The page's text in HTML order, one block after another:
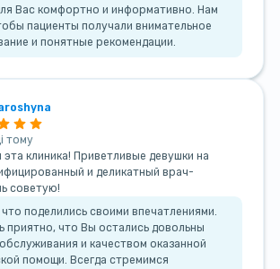
Вас комфортно и информативно. Нам
пациенты получали внимательное
и понятные рекомендации.
тому
клиника! Приветливые девушки на
и деликатный врач-
советую!
поделились своими впечатлениями.
приятно, что Вы остались довольны
и качеством оказанной
помощи. Всегда стремимся